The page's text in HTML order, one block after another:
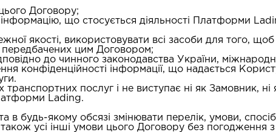
Договору;
що стосується діяльності Платформи
якості, використовувати всі засоби для того,
передбачених цим Договором;
до чинного законодавства України,
конфіденційності інформації, що надається
послуг і не виступає ні як Замовник,
Lading.
в будь-якому обсязі змінювати перелік, умови,
також усі інші умови цього Договору без